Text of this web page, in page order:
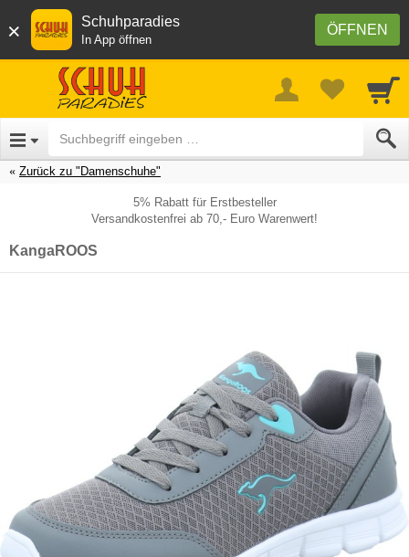
× ÖFFNEN
Schuhparadies
In App öffnen
Zurück zu "Damenschuhe"
5% Rabatt für Erstbesteller
Versandkostenfrei ab 70,- Euro Warenwert!
KangaROOS